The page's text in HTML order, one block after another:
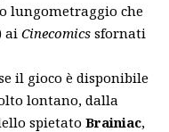
lungometraggio che
ai Cinecomics sfornati
il gioco è disponibile
lontano, dalla
spietato Brainiac,